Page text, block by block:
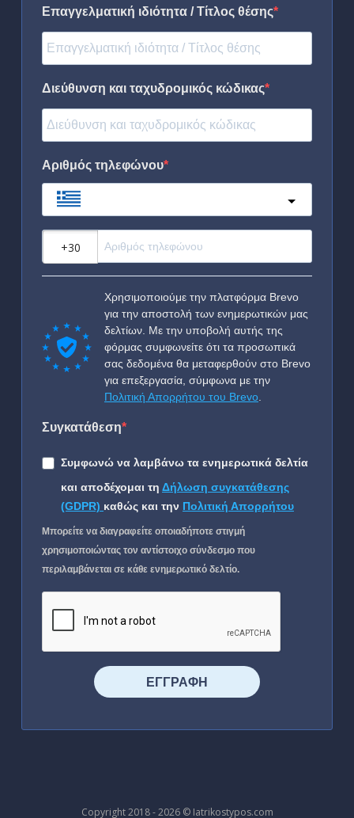
Επαγγελματική ιδιότητα / Τίτλος θέσης
Διεύθυνση και ταχυδρομικός κώδικας
Αριθμός τηλεφώνου
Χρησιμοποιούμε την πλατφόρμα Brevo
για την αποστολή των ενημερωτικών μας
δελτίων. Με την υποβολή αυτής της
φόρμας συμφωνείτε ότι τα προσωπικά
σας δεδομένα θα μεταφερθούν στο Brevo
για επεξεργασία, σύμφωνα με την
Πολιτική Απορρήτου του Brevo
Συγκατάθεση
Συμφωνώ να λαμβάνω τα ενημερωτικά δελτία
και αποδέχομαι τη Δήλωση συγκατάθεσης
(GDPR) καθώς και την Πολιτική Απορρήτου
Μπορείτε να διαγραφείτε οποιαδήποτε στιγμή
χρησιμοποιώντας τον αντίστοιχο σύνδεσμο που
περιλαμβάνεται σε κάθε ενημερωτικό δελτίο.
⠀⠀⠀⠀ΕΓΓΡΑΦΗ⠀⠀⠀⠀
Copyright 2018 - 2026 © Iatrikostypos.com